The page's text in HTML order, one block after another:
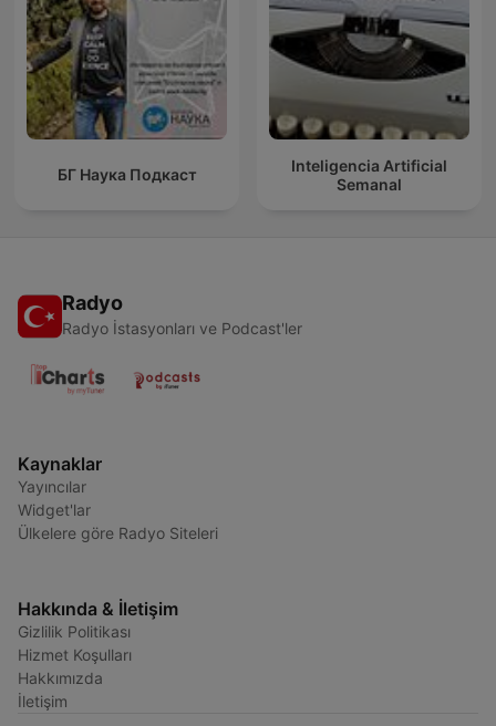
БГ Наука Подкаст
Inteligencia Artificial
Semanal
Radyo
Radyo İstasyonları ve Podcast'ler
Kaynaklar
Yayıncılar
Widget'lar
Ülkelere göre Radyo Siteleri
Hakkında & İletişim
Gizlilik Politikası
Hizmet Koşulları
Hakkımızda
İletişim